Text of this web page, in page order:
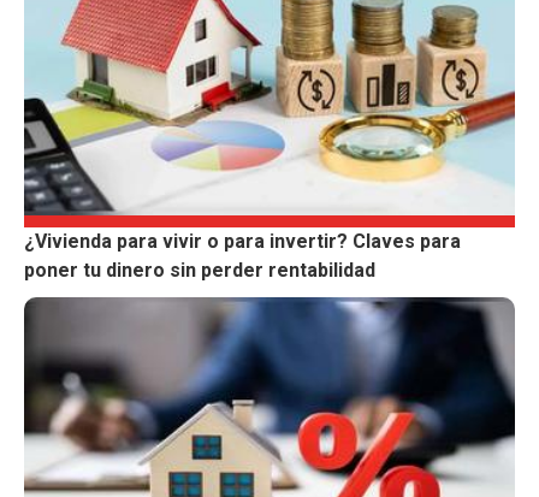
¿Vivienda para vivir o para invertir? Claves para
poner tu dinero sin perder rentabilidad